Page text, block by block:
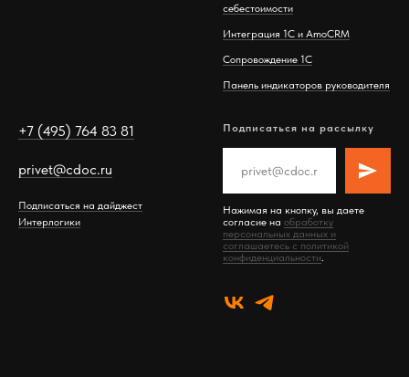
себестоимости
Интеграция 1С и AmoCRM
Сопровождение 1С
Панель индикаторов руководителя
+7 (495) 764 83 81
privet@cdoc.ru
Подписаться на дайджест
Интерлогики
Подписаться на рассылку
Нажимая на кнопку, вы даете
согласие на обработку
персональных данных и
соглашаетесь c политикой
конфиденциальности.